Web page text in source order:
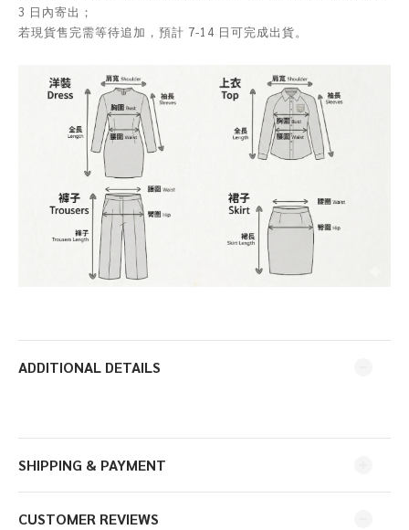
3 日內寄出；
若現貨售完需等待追加，預計 7-14 日可完成出貨。
ADDITIONAL DETAILS
SHIPPING & PAYMENT
CUSTOMER REVIEWS